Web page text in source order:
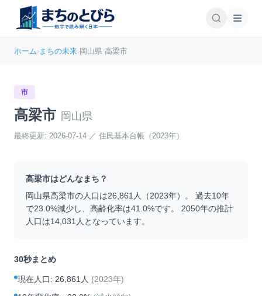
ホーム›まちの未来›岡山県 高梁市
市
高梁市 岡山県
最終更新: 2026-07-14 ／ 住民基本台帳（2023年）
高梁市はどんなまち？
岡山県高梁市の人口は26,861 人（2023年）。 過去10年
で23.0%減少し、高齢化率は41.0%です。 2050年の推計
人口は14,031 人となっています。
30秒まとめ
現在人口: 26,861人 (2023年)